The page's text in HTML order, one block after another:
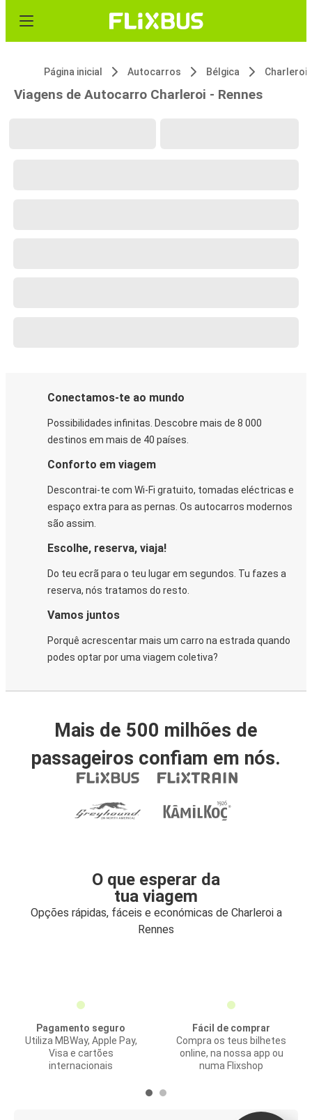
Página inicial Autocarros Bélgica Charleroi
Viagens de Autocarro Charleroi - Rennes
Conectamos-te ao mundo
Possibilidades infinitas. Descobre mais de 8 000
destinos em mais de 40 países.
Conforto em viagem
Descontrai-te com Wi-Fi gratuito, tomadas eléctricas e
espaço extra para as pernas. Os autocarros modernos
são assim.
Escolhe, reserva, viaja!
Do teu ecrã para o teu lugar em segundos. Tu fazes a
reserva, nós tratamos do resto.
Vamos juntos
Porquê acrescentar mais um carro na estrada quando
podes optar por uma viagem coletiva?
Mais de 500 milhões de
passageiros confiam em nós.
O que esperar da
tua viagem
Opções rápidas, fáceis e económicas de Charleroi a
Rennes
Pagamento seguro
Utiliza MBWay, Apple Pay,
Visa e cartões
internacionais
Fácil de comprar
Compra os teus bilhetes
online, na nossa app ou
numa Flixshop